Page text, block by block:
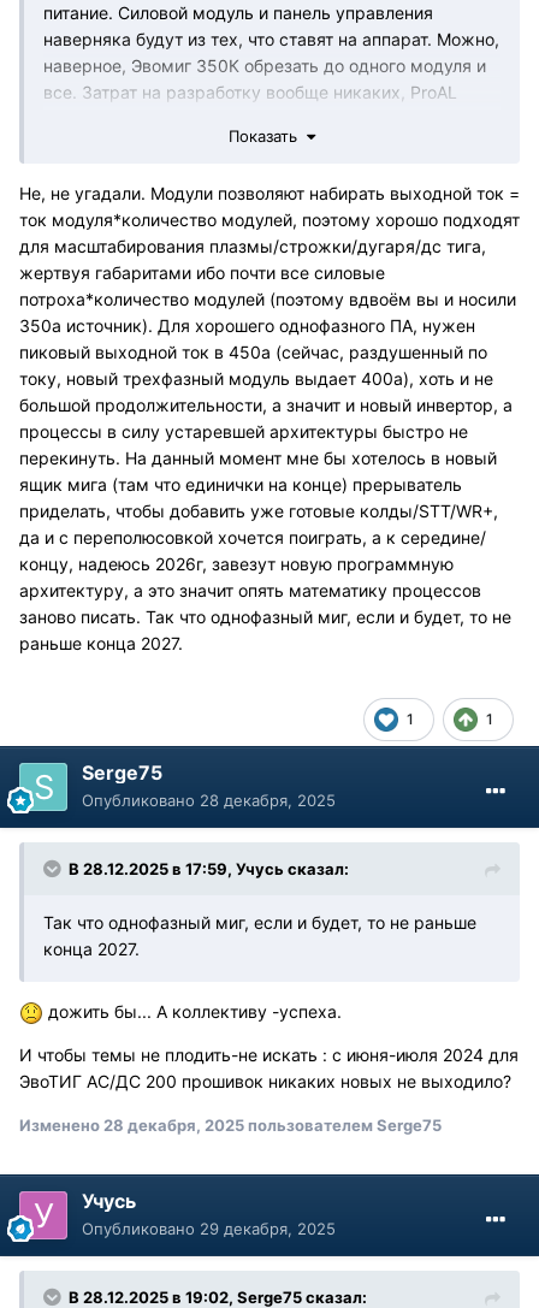
питание. Силовой модуль и панель управления
наверняка будут из тех, что ставят на аппарат. Можно,
наверное, Эвомиг 350К обрезать до одного модуля и
все. Затрат на разработку вообще никаких, ProAL
может оказаться не таким уж интересным. Правда
культурный шок, когда источник на 350А без БЖО и
телеги вдвоем пришлось переносить.
Показать
Не, не угадали. Модули позволяют набирать выходной ток =
ток модуля*количество модулей, поэтому хорошо подходят
для масштабирования плазмы/строжки/дугаря/дс тига,
жертвуя габаритами ибо почти все силовые
потроха*количество модулей (поэтому вдвоём вы и носили
350а источник). Для хорошего однофазного ПА, нужен
пиковый выходной ток в 450а (сейчас, раздушенный по
току, новый трехфазный модуль выдает 400а), хоть и не
большой продолжительности, а значит и новый инвертор, а
процессы в силу устаревшей архитектуры быстро не
перекинуть. На данный момент мне бы хотелось в новый
ящик мига (там что единички на конце) прерыватель
приделать, чтобы добавить уже готовые колды/STT/WR+,
да и с переполюсовкой хочется поиграть, а к середине/
концу, надеюсь 2026г, завезут новую программную
архитектуру, а это значит опять математику процессов
заново писать. Так что однофазный миг, если и будет, то не
раньше конца 2027.
1 1
Serge75
Опубликовано 28 декабря, 2025
В 28.12.2025 в 17:59, Учусь сказал:
Так что однофазный миг, если и будет, то не раньше
конца 2027.
дожить бы... А коллективу -успеха.
И чтобы темы не плодить-не искать : с июня-июля 2024 для
ЭвоТИГ АС/ДС 200 прошивок никаких новых не выходило?
Изменено 28 декабря, 2025пользователем Serge75
Учусь
Опубликовано 29 декабря, 2025
В 28.12.2025 в 19:02, Serge75сказал: